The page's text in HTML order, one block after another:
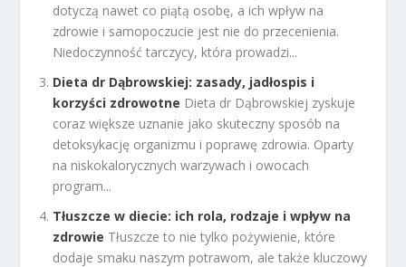
dotyczą nawet co piątą osobę, a ich wpływ na
zdrowie i samopoczucie jest nie do przecenienia.
Niedoczynność tarczycy, która prowadzi...
Dieta dr Dąbrowskiej: zasady, jadłospis i
korzyści zdrowotne Dieta dr Dąbrowskiej zyskuje
coraz większe uznanie jako skuteczny sposób na
detoksykację organizmu i poprawę zdrowia. Oparty
na niskokalorycznych warzywach i owocach
program...
Tłuszcze w diecie: ich rola, rodzaje i wpływ na
zdrowie Tłuszcze to nie tylko pożywienie, które
dodaje smaku naszym potrawom, ale także kluczowy